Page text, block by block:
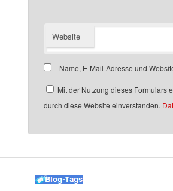
Website
Name, E-Mail-Adresse und
Mit der Nutzung dieses Formulars
durch diese Website einverstanden.